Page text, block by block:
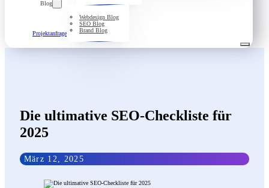
Blog
Webdesign Blog
SEO Blog
Brand Blog
Projektanfrage
Die ultimative SEO-Checkliste für
2025
März 12, 2025